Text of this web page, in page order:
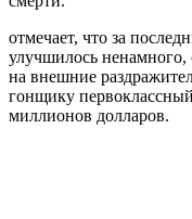
отмечает, что за
улучшилось
на внешние
гонщику
миллионов долларов.